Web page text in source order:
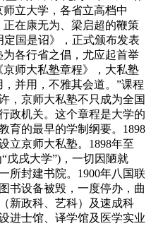
立大学，各省立高档中
在康无为、梁启超的鞭策
定国是诏》，正式颁布发表
各行省之倡，尤应起首举
师大私塾章程》，大私塾
并用，不雅其会道。”课程
，京师大私塾不只成为全国
政机关。这个章程是大学的
育的最早的学制纲要。1898
立京师大私塾。1898年至
戊戌大学”)，一切因陋就
所封建书院。1900年八国联
书设备被毁，一度停办，曲
新政科、艺科）及速成科
进士馆、译学馆及医学实业